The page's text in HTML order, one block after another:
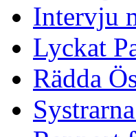
Intervju
Lyckat
Rädda